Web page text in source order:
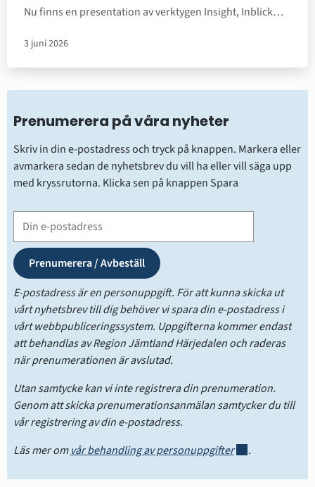
Nu finns en presentation av verktygen Insight, Inblick
vårdgivarwebben, och innehåller också korta filmer som
3 juni 2026
Prenumerera på våra nyheter
Skriv in din e-postadress och tryck på knappen. Markera eller
avmarkera sedan de nyhetsbrev du vill ha eller vill säga upp
med kryssrutorna. Klicka sen på knappen Spara
Prenumerationslista
E-postadress är en personuppgift. För att kunna skicka ut
vårt nyhetsbrev till dig behöver vi spara din e-postadress i
vårt webbpubliceringssystem. Uppgifterna kommer endast
att behandlas av Region Jämtland Härjedalen och raderas
när prenumerationen är avslutad.
Utan samtycke kan vi inte registrera din prenumeration.
Genom att skicka prenumerationsanmälan samtycker du till
vår registrering av din e-postadress.
Läs mer om vår behandling av personuppgifterLänk till annan
.